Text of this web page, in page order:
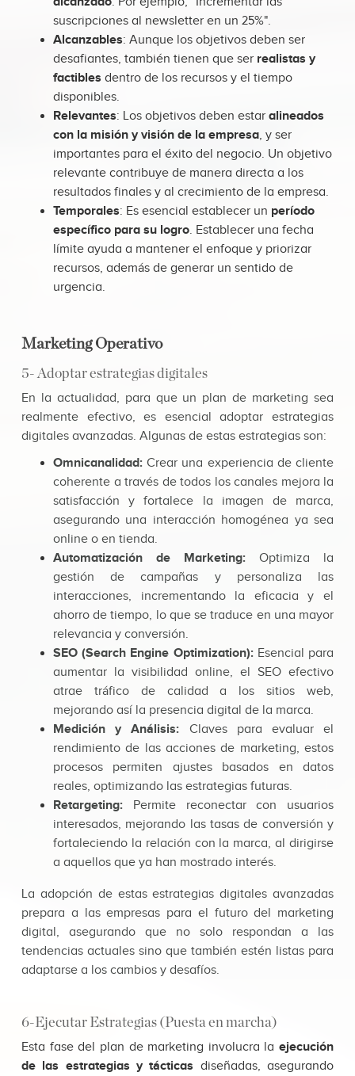
suscripciones al newsletter en un 25%".
Alcanzables: Aunque los objetivos deben ser
desafiantes, también tienen que ser realistas y
factibles dentro de los recursos y el tiempo
disponibles.
Relevantes: Los objetivos deben estar alineados
con la misión y visión de la empresa, y ser
importantes para el éxito del negocio. Un objetivo
relevante contribuye de manera directa a los
resultados finales y al crecimiento de la empresa.
Temporales: Es esencial establecer un período
específico para su logro. Establecer una fecha
límite ayuda a mantener el enfoque y priorizar
recursos, además de generar un sentido de
urgencia.
Marketing Operativo
5- Adoptar estrategias digitales
En la actualidad, para que un plan de marketing sea
realmente efectivo, es esencial adoptar estrategias
digitales avanzadas. Algunas de estas estrategias son:
Omnicanalidad:Crear una experiencia de cliente
coherente a través de todos los canales mejora la
satisfacción y fortalece la imagen de marca,
asegurando una interacción homogénea ya sea
online o en tienda.
Automatización de Marketing: Optimiza la
gestión de campañas y personaliza las
interacciones, incrementando la eficacia y el
ahorro de tiempo, lo que se traduce en una mayor
relevancia y conversión.
SEO (Search Engine Optimization): Esencial para
aumentar la visibilidad online, el SEO efectivo
atrae tráfico de calidad a los sitios web,
mejorando así la presencia digital de la marca.
Medición y Análisis: Claves para evaluar el
rendimiento de las acciones de marketing, estos
procesos permiten ajustes basados en datos
reales, optimizando las estrategias futuras.
Retargeting: Permite reconectar con usuarios
interesados, mejorando las tasas de conversión y
fortaleciendo la relación con la marca, al dirigirse
a aquellos que ya han mostrado interés.
La adopción de estas estrategias digitales avanzadas
prepara a las empresas para el futuro del marketing
digital, asegurando que no solo respondan a las
tendencias actuales sino que también estén listas para
adaptarse a los cambios y desafíos.
6-Ejecutar Estrategias (Puesta en marcha)
Esta fase del plan de marketing involucra la ejecución
de las estrategias y tácticas diseñadas, asegurando